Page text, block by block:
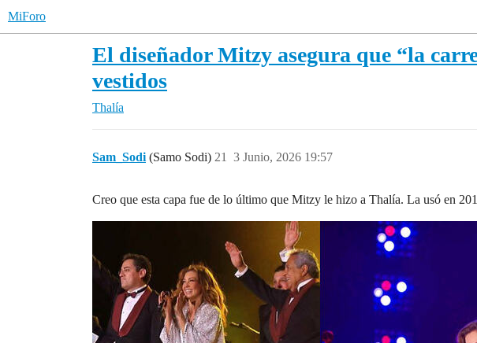
MiForo
El diseñador Mitzy asegura que “la
vestidos
Thalía
Sam_Sodi (Samo Sodi) 3 Junio, 2026 19:57
21
Creo que esta capa fue de lo último que Mitzy le hizo a Thalía. La usó en